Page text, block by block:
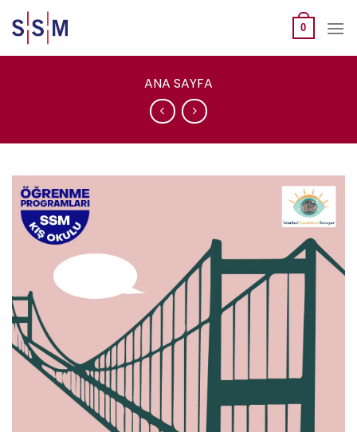
to
content
0
ANA SAYFA